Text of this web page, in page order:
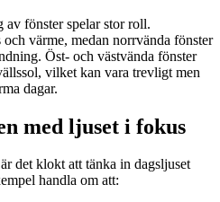
av fönster spelar stor roll.
värme, medan norrvända fönster
Öst- och västvända fönster
vilket kan vara trevligt men
dagar.
med ljuset i fokus
det klokt att tänka in dagsljuset
handla om att: